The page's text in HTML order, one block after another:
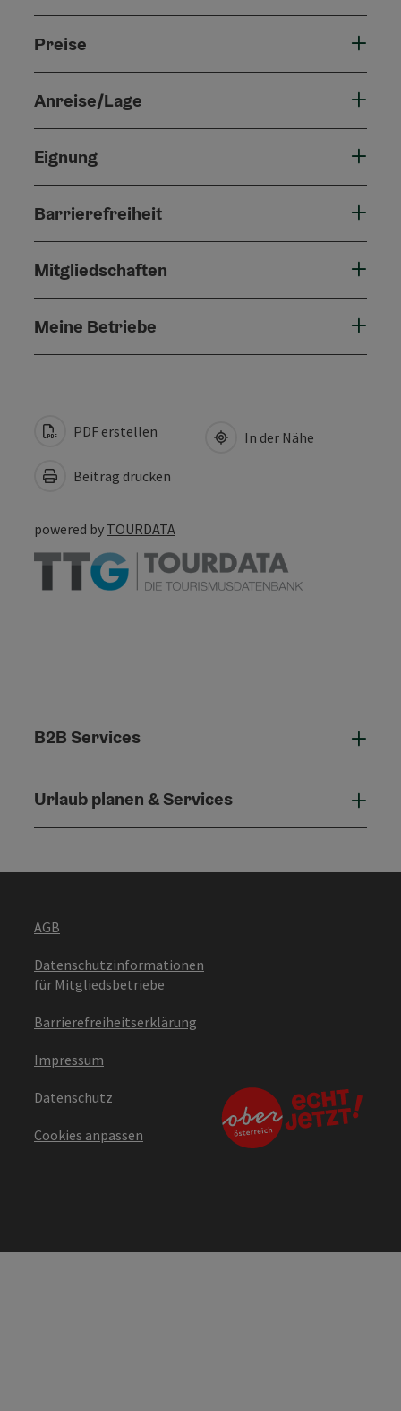
Preise
Anreise/Lage
Eignung
Barrierefreiheit
Mitgliedschaften
Meine Betriebe
PDF erstellen
Beitrag drucken
In der Nähe
powered by TOURDATA
B2B Services
Urlaub planen & Services
AGB
Datenschutzinformationen
für Mitgliedsbetriebe
Barrierefreiheitserklärung
Impressum
Datenschutz
Cookies anpassen